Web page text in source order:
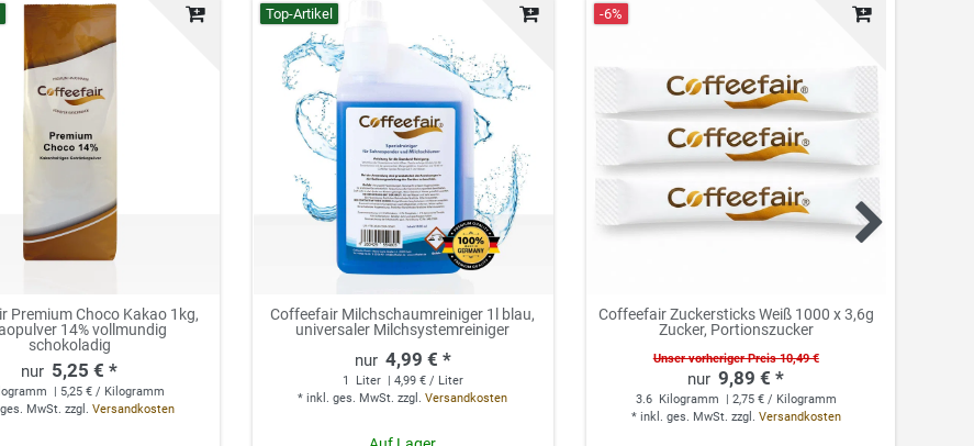
Premium Choco Kakao 1kg,
14% vollmundig
schokoladig
5,25 € *
| 5,25 € / Kilogramm
MwSt. zzgl. Versandkosten
Top-Artikel
Coffeefair Milchschaumreiniger 1l blau,
universaler Milchsystemreiniger
4,99 € *
1 Liter
| 4,99 € / Liter
*inkl. ges. MwSt. zzgl.Versandkosten
-6%
Coffeefair Zuckersticks Weiß 1000 x 3,6g
Zucker, Portionszucker
Unser vorheriger Preis 10,49 €
9,89 € *
3.6 Kilogramm
| 2,75 € / Kilogramm
* inkl. ges. MwSt. zzgl. Versandkosten